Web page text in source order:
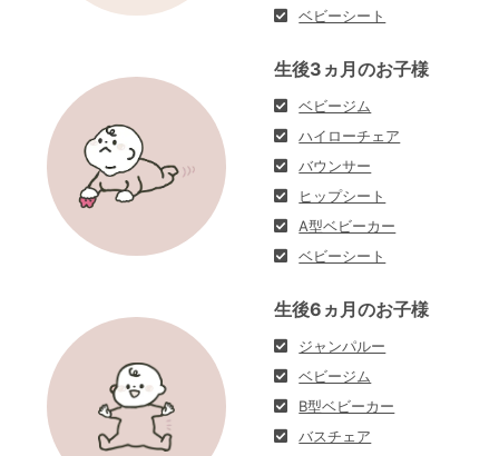
ベビーシート
生後3ヵ月のお子様
ベビージム
ハイローチェア
バウンサー
ヒップシート
A型ベビーカー
ベビーシート
生後6ヵ月のお子様
ジャンパルー
ベビージム
B型ベビーカー
バスチェア